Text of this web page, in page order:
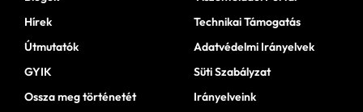
Hírek
Útmutatók
GYIK
Ossza meg történetét
Technikai Támogatás
Adatvédelmi Irányelvek
Süti Szabályzat
Irányelveink